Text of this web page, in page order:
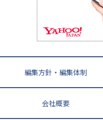
鹿児島県
教育ジャーナリスト
編集方針・編集体制
会社概要